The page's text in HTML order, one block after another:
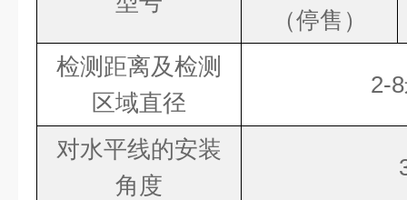
（停售）
检测距离及检测
区域直径
2-
对水平线的安装
角度